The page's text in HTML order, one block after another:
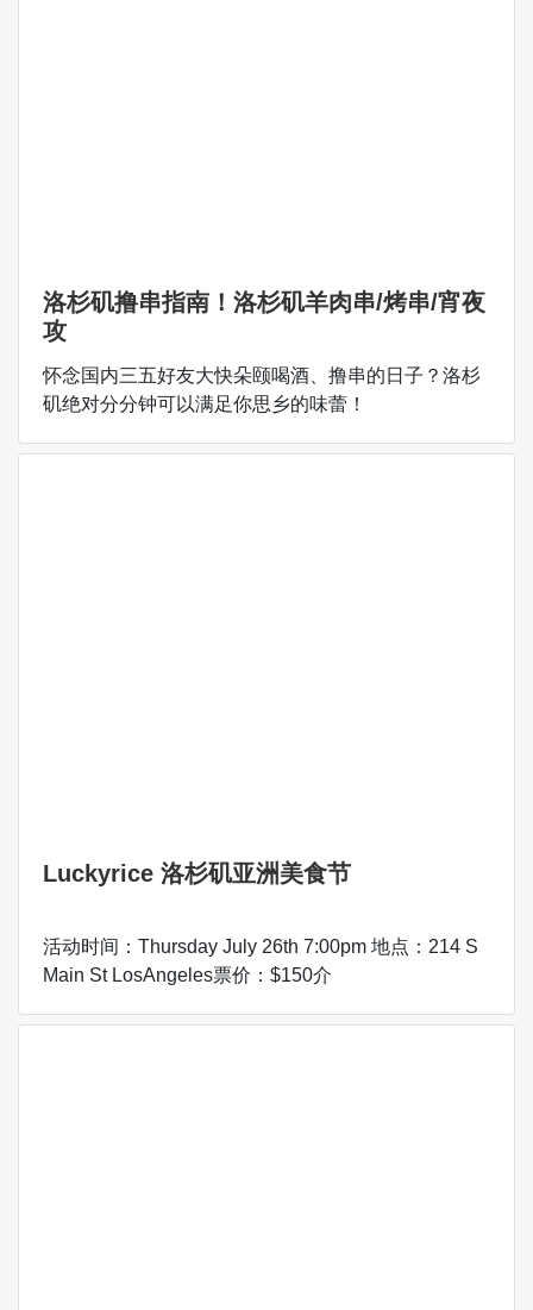
洛杉矶撸串指南！洛杉矶羊肉串/烤串/宵夜
攻
怀念国内三五好友大快朵颐喝酒、撸串的日子？洛杉
矶绝对分分钟可以满足你思乡的味蕾！
Luckyrice 洛杉矶亚洲美食节
活动时间：Thursday July 26th 7:00pm 地点：214 S
Main St LosAngeles票价：$150介